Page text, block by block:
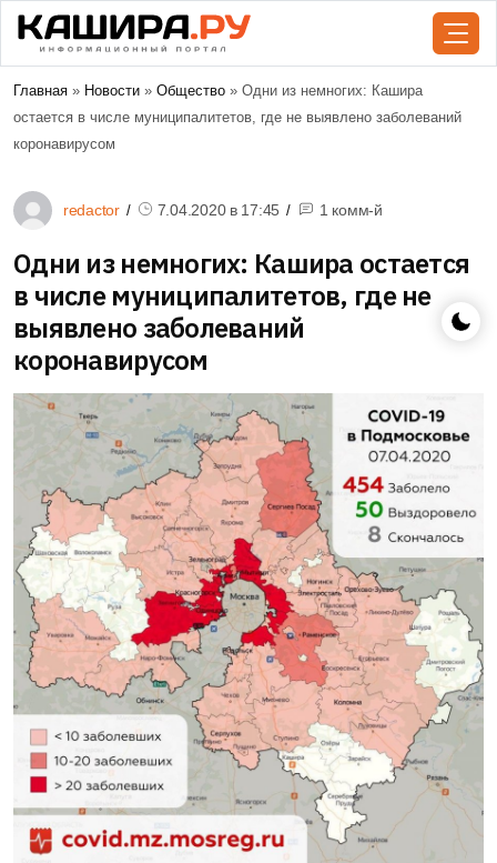
Главная » Новости » Общество » Одни из немногих: Кашира
остается в числе муниципалитетов, где не выявлено заболеваний
коронавирусом
redactor 7.04.2020 в 17:45 1 комм-й
Одни из немногих: Кашира остается
в числе муниципалитетов, где не
выявлено заболеваний
коронавирусом